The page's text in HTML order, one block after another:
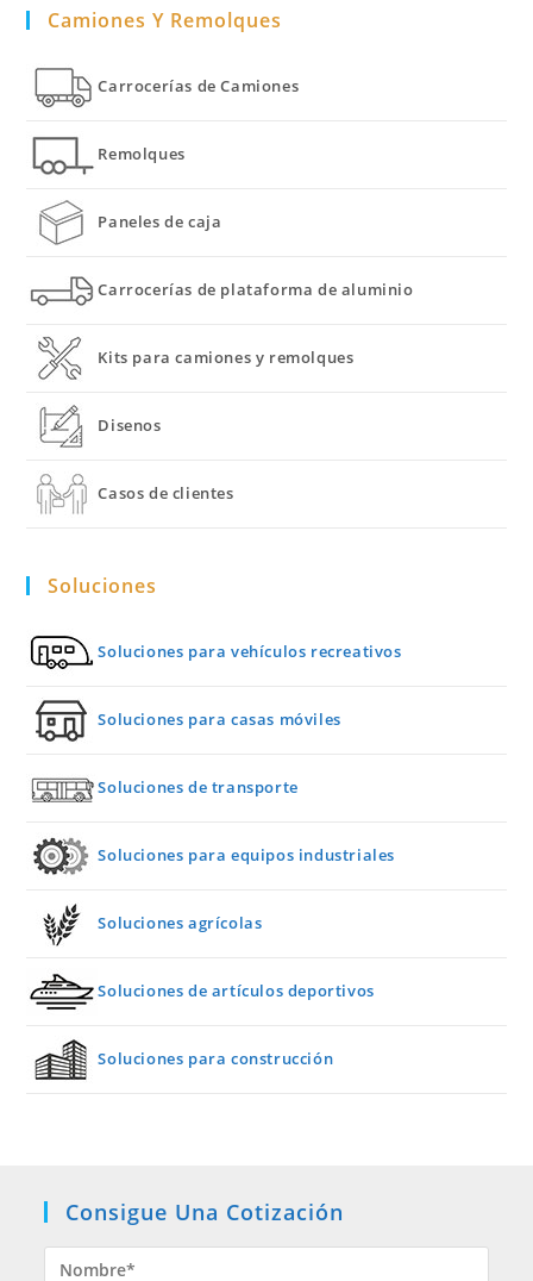
Camiones Y Remolques
Carrocerías de Camiones
Remolques
Paneles de caja
Carrocerías de plataforma de aluminio
Kits para camiones y remolques
Disenos
Casos de clientes
Soluciones
Soluciones para vehículos recreativos
Soluciones para casas móviles
Soluciones de transporte
Soluciones para equipos industriales
Soluciones agrícolas
Soluciones de artículos deportivos
Soluciones para construcción
Consigue Una Cotización